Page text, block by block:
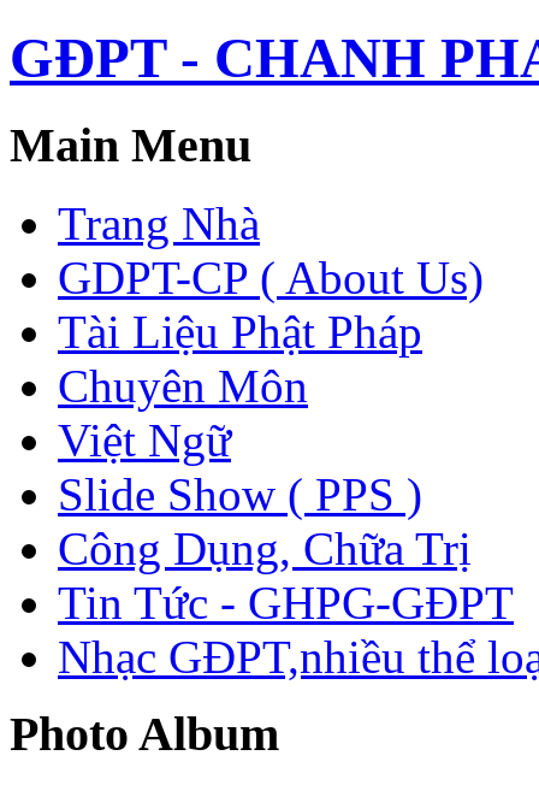
GĐPT - CHANH
Main Menu
Trang Nhà
GDPT-CP ( About Us)
Tài Liệu Phật Pháp
Chuyên Môn
Việt Ngữ
Slide Show ( PPS )
Công Dụng, Chữa Trị
Tin Tức - GHPG-GĐPT
Nhạc GĐPT,nhiều thể
Photo Album